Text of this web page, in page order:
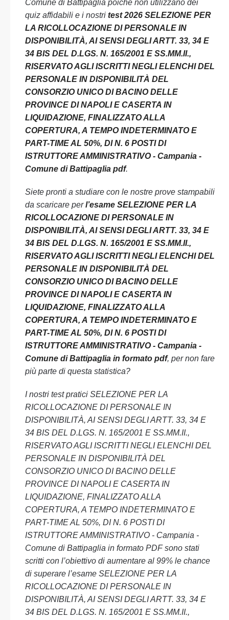
Comune di Battipaglia poichè non utilizzano dei
quiz affidabili e i nostri test 2026 SELEZIONE PER
LA RICOLLOCAZIONE DI PERSONALE IN
DISPONIBILITÀ, AI SENSI DEGLI ARTT. 33, 34 E
34 BIS DEL D.LGS. N. 165/2001 E SS.MM.II.,
RISERVATO AGLI ISCRITTI NEGLI ELENCHI DEL
PERSONALE IN DISPONIBILITÀ DEL
CONSORZIO UNICO DI BACINO DELLE
PROVINCE DI NAPOLI E CASERTA IN
LIQUIDAZIONE, FINALIZZATO ALLA
COPERTURA, A TEMPO INDETERMINATO E
PART-TIME AL 50%, DI N. 6 POSTI DI
ISTRUTTORE AMMINISTRATIVO - Campania -
Comune di Battipaglia pdf.
Siete pronti a studiare con le nostre prove stampabili
da scaricare perl’esame SELEZIONE PER LA
RICOLLOCAZIONE DI PERSONALE IN
DISPONIBILITÀ, AI SENSI DEGLI ARTT. 33, 34 E
34 BIS DEL D.LGS. N. 165/2001 E SS.MM.II.,
RISERVATO AGLI ISCRITTI NEGLI ELENCHI DEL
PERSONALE IN DISPONIBILITÀ DEL
CONSORZIO UNICO DI BACINO DELLE
PROVINCE DI NAPOLI E CASERTA IN
LIQUIDAZIONE, FINALIZZATO ALLA
COPERTURA, A TEMPO INDETERMINATO E
PART-TIME AL 50%, DI N. 6 POSTI DI
ISTRUTTORE AMMINISTRATIVO - Campania -
Comune di Battipaglia in formato pdf, per non fare
più parte di questa statistica?
I nostri test pratici SELEZIONE PER LA
RICOLLOCAZIONE DI PERSONALE IN
DISPONIBILITÀ, AI SENSI DEGLI ARTT. 33, 34 E
34 BIS DEL D.LGS. N. 165/2001 E SS.MM.II.,
RISERVATO AGLI ISCRITTI NEGLI ELENCHI DEL
PERSONALE IN DISPONIBILITÀ DEL
CONSORZIO UNICO DI BACINO DELLE
PROVINCE DI NAPOLI E CASERTA IN
LIQUIDAZIONE, FINALIZZATO ALLA
COPERTURA, A TEMPO INDETERMINATO E
PART-TIME AL 50%, DI N. 6 POSTI DI
ISTRUTTORE AMMINISTRATIVO - Campania -
Comune di Battipaglia in formato PDF sono stati
scritti con l’obiettivo di aumentare al 99% le chance
di superare l’esame SELEZIONE PER LA
RICOLLOCAZIONE DI PERSONALE IN
DISPONIBILITÀ, AI SENSI DEGLI ARTT. 33, 34 E
34 BIS DEL D.LGS. N. 165/2001 E SS.MM.II.,